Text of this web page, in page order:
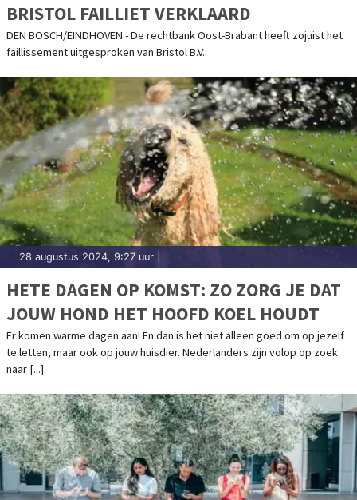
BRISTOL FAILLIET VERKLAARD
DEN BOSCH/EINDHOVEN - De rechtbank Oost-Brabant heeft zojuist het
faillissement uitgesproken van Bristol B.V..
28 augustus 2024, 9:27 uur
HETE DAGEN OP KOMST: ZO ZORG JE DAT
JOUW HOND HET HOOFD KOEL HOUDT
Er komen warme dagen aan! En dan is het niet alleen goed om op jezelf
te letten, maar ook op jouw huisdier. Nederlanders zijn volop op zoek
naar [...]